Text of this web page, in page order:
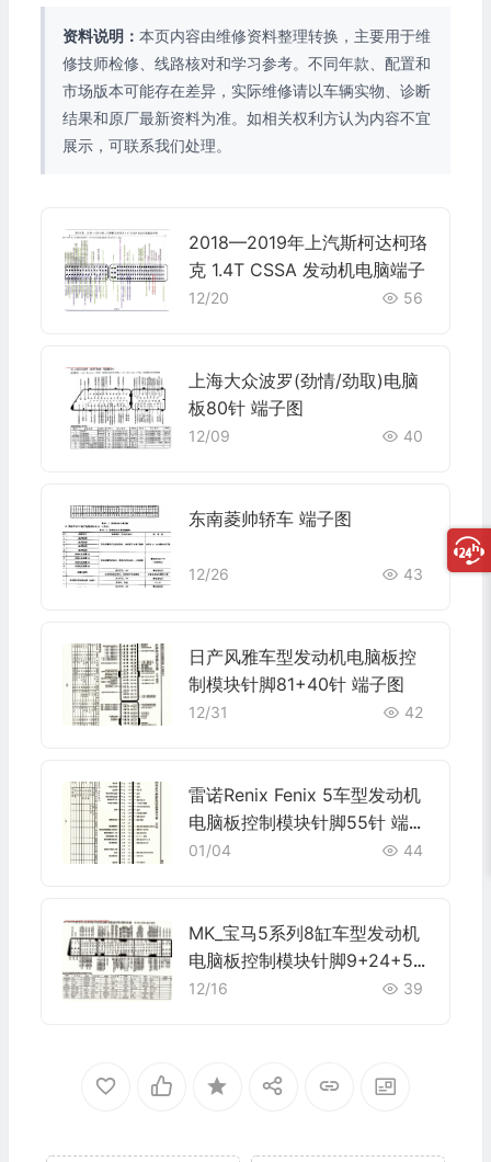
资料说明： 本页内容由维修资料整理转换，主要用于维
修技师检修、线路核对和学习参考。不同年款、配置和
市场版本可能存在差异，实际维修请以车辆实物、诊断
结果和原厂最新资料为准。如相关权利方认为内容不宜
展示，可联系我们处理。
2018—2019年上汽斯柯达柯珞
克 1.4T CSSA 发动机电脑端子
12/20 56
上海大众波罗(劲情/劲取)电脑
板80针 端子图
12/09 40
东南菱帅轿车 端子图
12/26 43
日产风雅车型发动机电脑板控
制模块针脚81+40针 端子图
12/31 42
雷诺Renix Fenix 5车型发动机
电脑板控制模块针脚55针 端子
图
01/04 44
MK_宝马5系列8缸车型发动机
电脑板控制模块针脚9+24+52
+40+9针 端子图
12/16 39